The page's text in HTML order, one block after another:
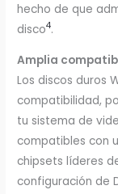
hecho de que
disco4.
Amplia
Los discos duros
compatibilidad,
tu sistema de
compatibles con
chipsets líderes
configuración de